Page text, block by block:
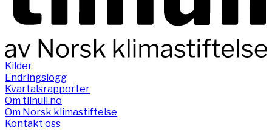
Kilder
Endringslogg
Kvartalsrapporter
Om tilnull.no
Om Norsk klimastiftelse
Kontakt oss